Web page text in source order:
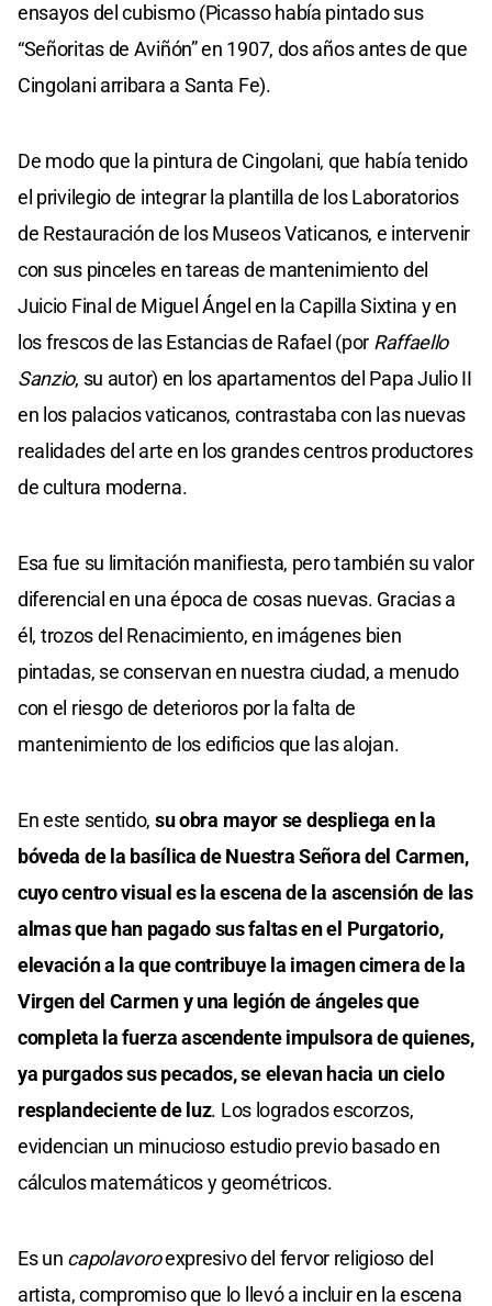
ensayos del cubismo (Picasso había pintado sus
“Señoritas de Aviñón” en 1907, dos años antes de que
Cingolani arribara a Santa Fe).
De modo que la pintura de Cingolani, que había tenido
el privilegio de integrar la plantilla de los Laboratorios
de Restauración de los Museos Vaticanos, e intervenir
con sus pinceles en tareas de mantenimiento del
Juicio Final de Miguel Ángel en la Capilla Sixtina y en
los frescos de las Estancias de Rafael (por Raffaello
Sanzio, su autor) en los apartamentos del Papa Julio II
en los palacios vaticanos, contrastaba con las nuevas
realidades del arte en los grandes centros productores
de cultura moderna.
Esa fue su limitación manifiesta, pero también su valor
diferencial en una época de cosas nuevas. Gracias a
él, trozos del Renacimiento, en imágenes bien
pintadas, se conservan en nuestra ciudad, a menudo
con el riesgo de deterioros por la falta de
mantenimiento de los edificios que las alojan.
En este sentido, su obra mayor se despliega en la
bóveda de la basílica de Nuestra Señora del Carmen,
cuyo centro visual es la escena de la ascensión de las
almas que han pagado sus faltas en el Purgatorio,
elevación a la que contribuye la imagen cimera de la
Virgen del Carmen y una legión de ángeles que
completa la fuerza ascendente impulsora de quienes,
ya purgados sus pecados, se elevan hacia un cielo
resplandeciente de luz. Los logrados escorzos,
evidencian un minucioso estudio previo basado en
cálculos matemáticos y geométricos.
Es un capolavoroexpresivo del fervor religioso del
artista, compromiso que lo llevó a incluir en la escena